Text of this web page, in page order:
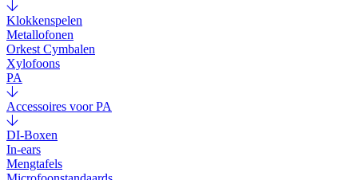
Klokkenspelen
Metallofonen
Orkest Cymbalen
Xylofoons
PA
Accessoires voor PA
DI-Boxen
In-ears
Mengtafels